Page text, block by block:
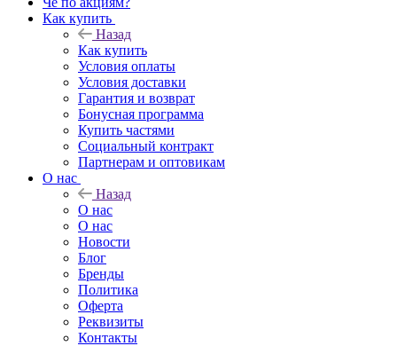
Как купить
Назад
Как купить
Условия оплаты
Условия доставки
Гарантия и возврат
Бонусная программа
Купить частями
Социальный контракт
Партнерам и оптовикам
О нас
Назад
О нас
О нас
Новости
Блог
Бренды
Политика
Оферта
Реквизиты
Контакты